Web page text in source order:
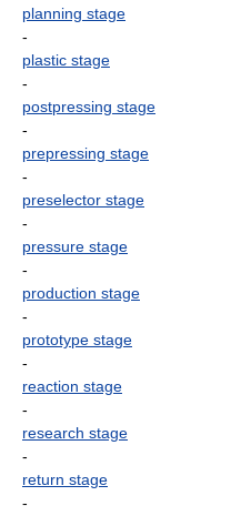
planning stage
-
plastic stage
-
postpressing stage
-
prepressing stage
-
preselector stage
-
pressure stage
-
production stage
-
prototype stage
-
reaction stage
-
research stage
-
return stage
-